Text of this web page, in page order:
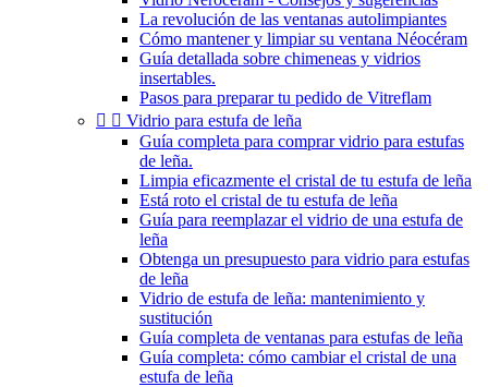
La revolución de las ventanas autolimpiantes
Cómo mantener y limpiar su ventana Néocéram
Guía detallada sobre chimeneas y vidrios
insertables.
Pasos para preparar tu pedido de Vitreflam
  Vidrio para estufa de leña
Guía completa para comprar vidrio para estufas
de leña.
Limpia eficazmente el cristal de tu estufa de leña
Está roto el cristal de tu estufa de leña
Guía para reemplazar el vidrio de una estufa de
leña
Obtenga un presupuesto para vidrio para estufas
de leña
Vidrio de estufa de leña: mantenimiento y
sustitución
Guía completa de ventanas para estufas de leña
Guía completa: cómo cambiar el cristal de una
estufa de leña